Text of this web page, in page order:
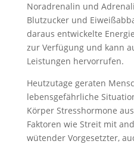
Noradrenalin und
Blutzucker und
daraus entwickelte
zur Verfügung und kann
Leistungen hervorrufen.
Heutzutage geraten
lebensgefährliche
Körper Stresshormone
Faktoren wie Streit mit
wütender Vorgesetzter,